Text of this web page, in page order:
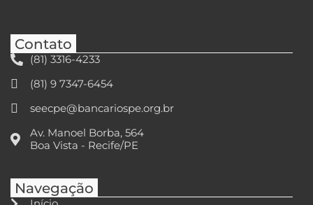
Contato
(81) 3316-4233
(81) 9 7347-6454
seecpe@bancariospe.org.br
Av. Manoel Borba, 564
Boa Vista - Recife/PE
Navegação